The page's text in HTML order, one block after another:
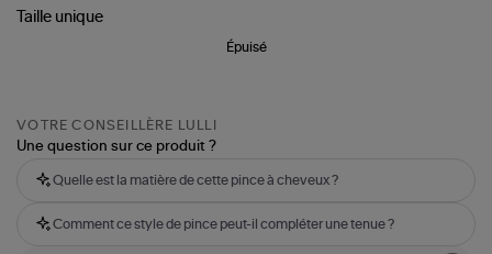
Lobster
Taille unique
Épuisé
VOTRE CONSEILLÈRE LULLI
Une question sur ce produit ?
Quelle est la matière de cette pince à cheveux ?
Comment ce style de pince peut-il compléter une tenue ?